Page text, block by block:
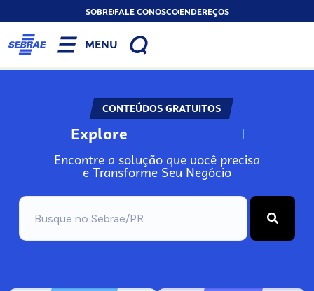
SOBREFALE CONOSCOENDEREÇOS
MENU
CONTEÚDOS GRATUITOS
Explore N
Encontre a solução que você precisa
e Transforme Seu Negócio